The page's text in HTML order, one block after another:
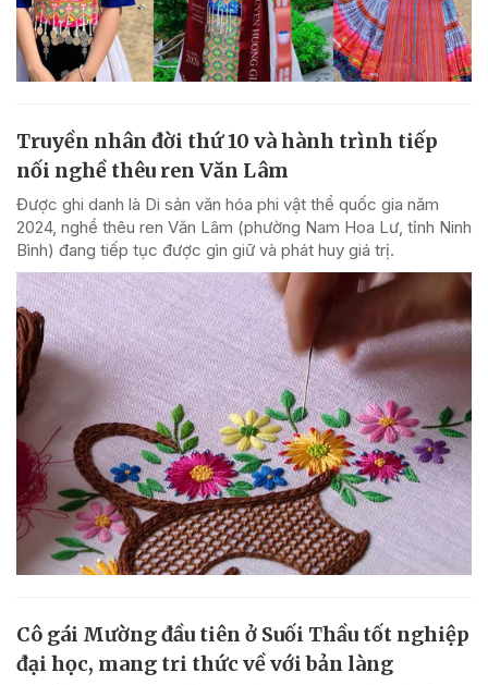
Truyền nhân đời thứ 10 và hành trình tiếp
nối nghề thêu ren Văn Lâm
Được ghi danh là Di sản văn hóa phi vật thể quốc gia năm
2024, nghề thêu ren Văn Lâm (phường Nam Hoa Lư, tỉnh Ninh
Bình) đang tiếp tục được gìn giữ và phát huy giá trị.
Cô gái Mường đầu tiên ở Suối Thầu tốt nghiệp
đại học, mang tri thức về với bản làng